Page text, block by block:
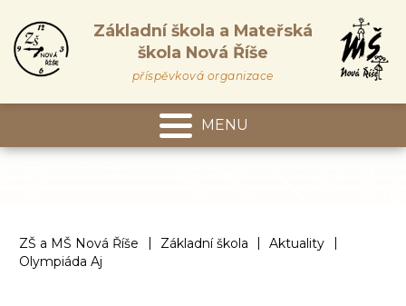
Základní škola a Mateřská
škola Nová Říše
příspěvková organizace
MENU
ZŠ a MŠ Nová Říše | Základní škola | Aktuality
|
Olympiáda Aj